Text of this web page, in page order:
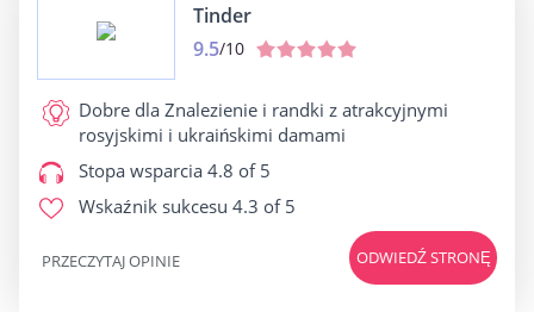
Tinder
9.5/10
Dobre dla Znalezienie i randki z atrakcyjnymi
rosyjskimi i ukraińskimi damami
Stopa wsparcia 4.8 of 5
Wskaźnik sukcesu 4.3 of 5
ODWIEDŹ STRONĘ
PRZECZYTAJ OPINIE